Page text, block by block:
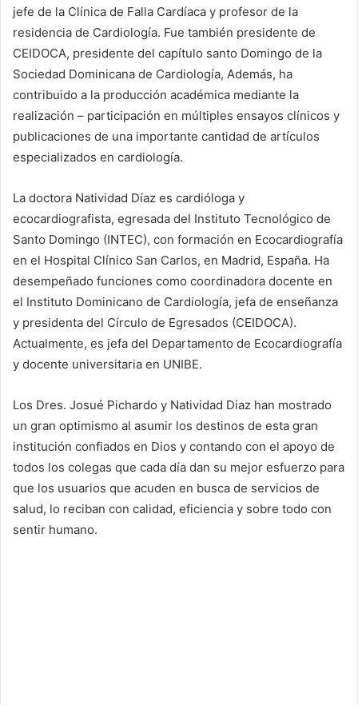
jefe de la Clínica de Falla Cardíaca y profesor de la
residencia de Cardiología. Fue también presidente de
CEIDOCA, presidente del capítulo santo Domingo de la
Sociedad Dominicana de Cardiología, Además, ha
contribuido a la producción académica mediante la
realización – participación en múltiples ensayos clínicos y
publicaciones de una importante cantidad de artículos
especializados en cardiología.
La doctora Natividad Díaz es cardióloga y
ecocardiografista, egresada del Instituto Tecnológico de
Santo Domingo (INTEC), con formación en Ecocardiografía
en el Hospital Clínico San Carlos, en Madrid, España. Ha
desempeñado funciones como coordinadora docente en
el Instituto Dominicano de Cardiología, jefa de enseñanza
y presidenta del Círculo de Egresados (CEIDOCA).
Actualmente, es jefa del Departamento de Ecocardiografía
y docente universitaria en UNIBE.
Los Dres. Josué Pichardo y Natividad Diaz han mostrado
un gran optimismo al asumir los destinos de esta gran
institución confiados en Dios y contando con el apoyo de
todos los colegas que cada día dan su mejor esfuerzo para
que los usuarios que acuden en busca de servicios de
salud, lo reciban con calidad, eficiencia y sobre todo con
sentir humano.